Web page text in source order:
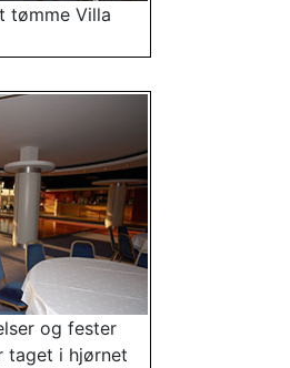
tømme Villa
og fester
taget i hjørnet